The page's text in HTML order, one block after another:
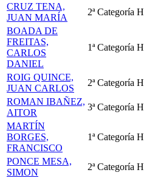
CRUZ TENA,
JUAN MARÍA
2ª Categoría H
BOADA DE
FREITAS,
CARLOS
DANIEL
1ª Categoría H
ROIG QUINCE,
JUAN CARLOS
2ª Categoría H
ROMAN IBAÑEZ,
AITOR
3ª Categoría H
MARTÍN
BORGES,
FRANCISCO
1ª Categoría H
PONCE MESA,
SIMON
2ª Categoría H